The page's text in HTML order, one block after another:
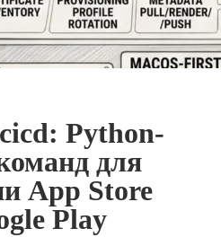
Python-
для
App Store
Play